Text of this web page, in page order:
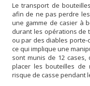
Le transport de
afin de ne pas perdre
une gamme de casier à
durant les opérations de
ou par des diables porte-
ce qui implique une
sont munis de 12
placer les bouteilles de
risque de casse pendant